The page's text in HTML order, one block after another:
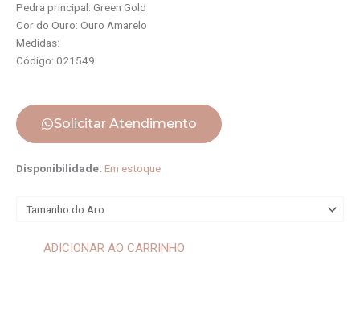
Pedra principal: Green Gold
Cor do Ouro: Ouro Amarelo
Medidas:
Código: 021549
Solicitar Atendimento
Disponibilidade: Em estoque
Anel
ADICIONAR AO CARRINHO